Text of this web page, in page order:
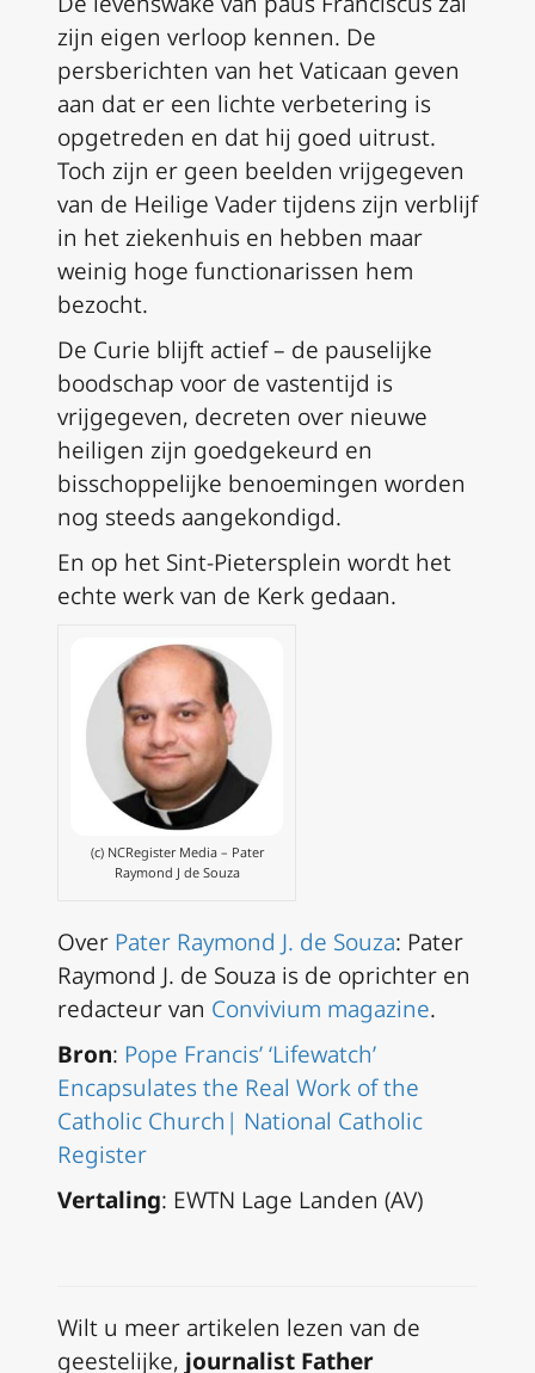
zijn eigen verloop kennen. De
persberichten van het Vaticaan geven
aan dat er een lichte verbetering is
opgetreden en dat hij goed uitrust.
Toch zijn er geen beelden vrijgegeven
van de Heilige Vader tijdens zijn verblijf
in het ziekenhuis en hebben maar
weinig hoge functionarissen hem
bezocht.
De Curie blijft actief – de pauselijke
boodschap voor de vastentijd is
vrijgegeven, decreten over nieuwe
heiligen zijn goedgekeurd en
bisschoppelijke benoemingen worden
nog steeds aangekondigd.
En op het Sint-Pietersplein wordt het
echte werk van de Kerk gedaan.
(c) NCRegister Media – Pater
Raymond J de Souza
Over Pater Raymond J. de Souza: Pater
Raymond J. de Souza is de oprichter en
redacteur van Convivium magazine.
Bron: Pope Francis’ ‘Lifewatch’
Encapsulates the Real Work of the
Catholic Church| National Catholic
Register
Vertaling: EWTN Lage Landen (AV)
Wilt u meer artikelen lezen van de
geestelijke, journalist Father